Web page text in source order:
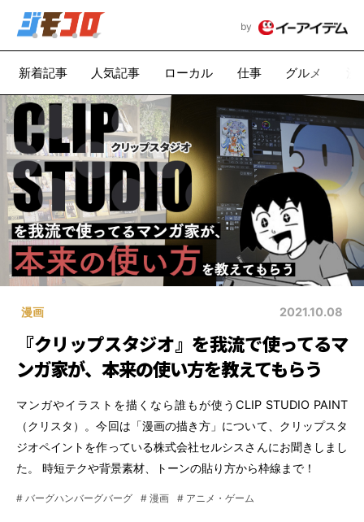
by
新着記事 人気記事 ローカル 仕事 グルメ
漫画 2021.10.08
『クリップスタジオ』を我流で使ってるマ
ンガ家が、本来の使い方を教えてもらう
マンガやイラストを描くなら誰もが使うCLIP STUDIO PAINT
（クリスタ）。今回は「漫画の描き方」について、クリップスタ
ジオペイントを作っている株式会社セルシスさんにお聞きしまし
た。 時短テクや背景素材、トーンの貼り方から枠線まで！
# バーグハンバーグバーグ # 漫画 # アニメ・ゲーム